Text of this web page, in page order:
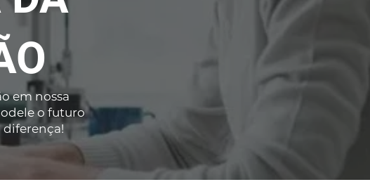
em nossa
o futuro
diferença!